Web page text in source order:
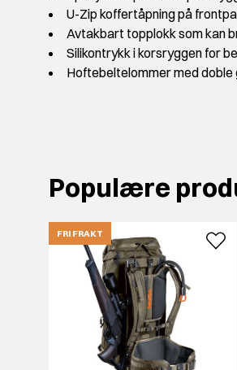
U-Zip koffertåpning på
Avtakbart topplokk som kan
Silikontrykk i korsryggen for
Hoftebeltelommer med doble
Populære
FRI FRAKT